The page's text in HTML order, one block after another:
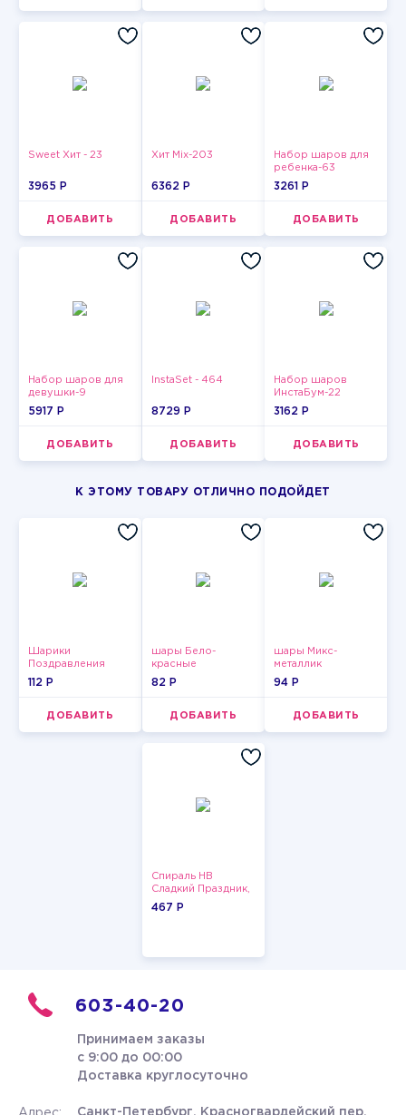
Sweet Хит - 23
3965 P
ДОБАВИТЬ
Хит Mix-203
6362 P
ДОБАВИТЬ
Набор шаров для
ребенка-63
3261 P
ДОБАВИТЬ
Набор шаров для
девушки-9
5917 P
ДОБАВИТЬ
InstaSet - 464
8729 P
ДОБАВИТЬ
Набор шаров
ИнстаБум-22
3162 P
ДОБАВИТЬ
К ЭТОМУ ТОВАРУ ОТЛИЧНО ПОДОЙДЕТ
Шарики
Поздравления
112 P
ДОБАВИТЬ
шары Бело-
красные
пастельные
82 P
ДОБАВИТЬ
шары Микс-
металлик
94 P
ДОБАВИТЬ
Спираль HB
Сладкий Праздник,
12 шт.
467 P
603-40-20
Принимаем заказы
с 9:00 до 00:00
Доставка круглосуточно
Санкт-Петербург, Красногвардейский пер.